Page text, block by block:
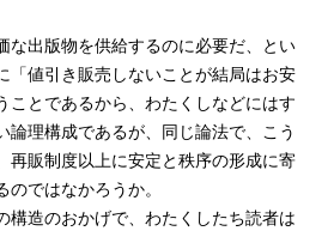
出版物を供給するのに必要だ、とい
「値引き販売しないことが結局はお安
ことであるから、わたくしなどにはす
論理構成であるが、同じ論法で、こう
再販制度以上に安定と秩序の形成に寄
ではなかろうか。
造のおかげで、わたくしたち読者は